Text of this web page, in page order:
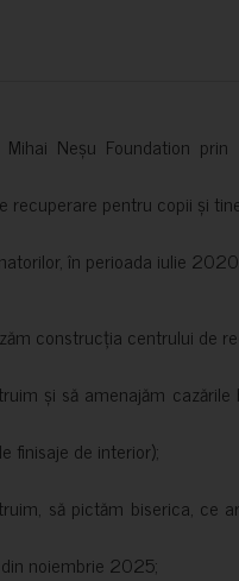
Neșu Foundation
recuperare pentru copii și
în perioada iulie
construcția centrului de
și să amenajăm
finisaje de interior);
să pictăm biserica, ce
noiembrie 2025;